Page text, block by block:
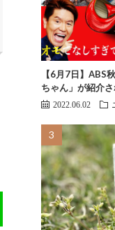
【6月7日】ABS
ちゃん」が紹介さ
2022.06.02